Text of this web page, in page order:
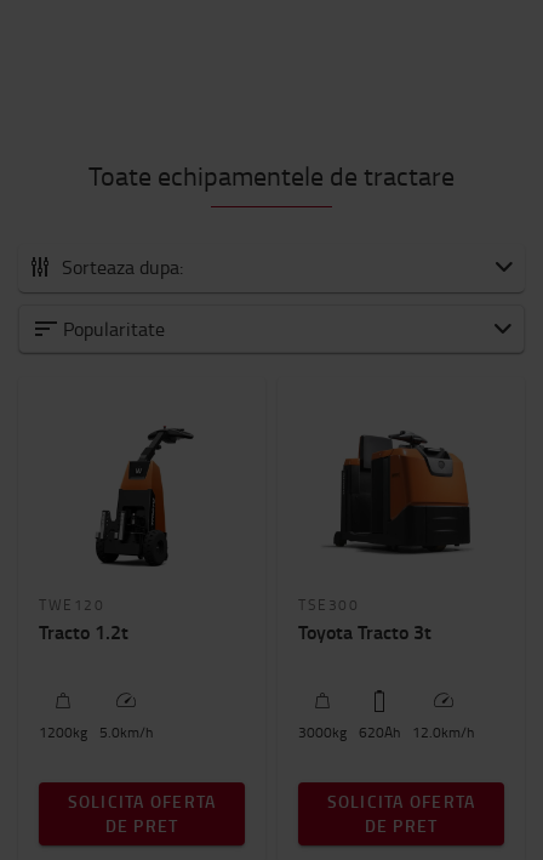
Toate echipamentele de tractare
Sorteaza dupa:
Toata gama
Echipament de tractare cu scaun pentru operator
Capacitate
2100mm
Popularitate
TWE120
Tracto 1.2t
1200kg 5.0km/h
SOLICITA OFERTA
DE PRET
TSE300
Toyota Tracto 3t
3000kg 620Ah 12.0km/h
SOLICITA OFERTA
DE PRET